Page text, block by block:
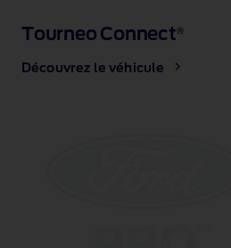
Tourneo Connect®
Découvrez le véhicule